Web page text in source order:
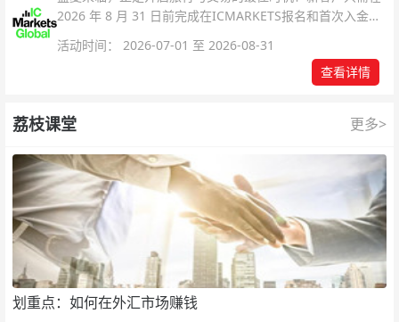
2026 年 8 月 31 日前完成在ICMARKETS报名和首次入金即
活动时间： 2026-07-01 至 2026-08-31
查看详情
荔枝课堂 更多>
划重点：如何在外汇市场赚钱